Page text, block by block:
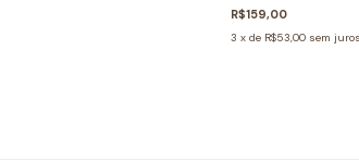
R$159,00
3 x de R$53,00 sem juros